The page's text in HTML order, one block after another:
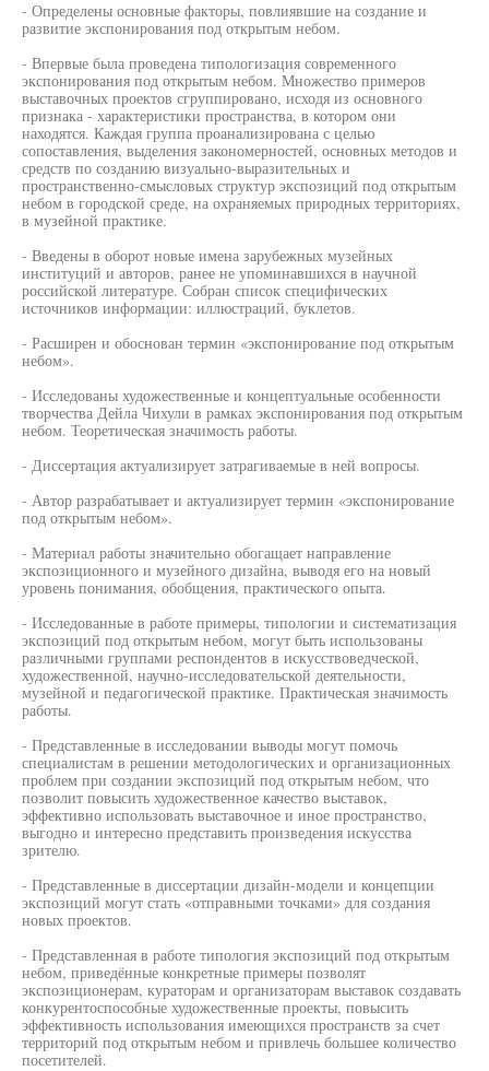
- Определены основные факторы, повлиявшие на создание и
развитие экспонирования под открытым небом.
- Впервые была проведена типологизация современного
экспонирования под открытым небом. Множество примеров
выставочных проектов сгруппировано, исходя из основного
признака - характеристики пространства, в котором они
находятся. Каждая группа проанализирована с целью
сопоставления, выделения закономерностей, основных методов и
средств по созданию визуально-выразительных и
пространственно-смысловых структур экспозиций под открытым
небом в городской среде, на охраняемых природных территориях,
в музейной практике.
- Введены в оборот новые имена зарубежных музейных
институций и авторов, ранее не упоминавшихся в научной
российской литературе. Собран список специфических
источников информации: иллюстраций, буклетов.
- Расширен и обоснован термин «экспонирование под открытым
небом».
- Исследованы художественные и концептуальные особенности
творчества Дейла Чихули в рамках экспонирования под открытым
небом. Теоретическая значимость работы.
- Диссертация актуализирует затрагиваемые в ней вопросы.
- Автор разрабатывает и актуализирует термин «экспонирование
под открытым небом».
- Материал работы значительно обогащает направление
экспозиционного и музейного дизайна, выводя его на новый
уровень понимания, обобщения, практического опыта.
- Исследованные в работе примеры, типологии и систематизация
экспозиций под открытым небом, могут быть использованы
различными группами респондентов в искусствоведческой,
художественной, научно-исследовательской деятельности,
музейной и педагогической практике. Практическая значимость
работы.
- Представленные в исследовании выводы могут помочь
специалистам в решении методологических и организационных
проблем при создании экспозиций под открытым небом, что
позволит повысить художественное качество выставок,
эффективно использовать выставочное и иное пространство,
выгодно и интересно представить произведения искусства
зрителю.
- Представленные в диссертации дизайн-модели и концепции
экспозиций могут стать «отправными точками» для создания
новых проектов.
- Представленная в работе типология экспозиций под открытым
небом, приведённые конкретные примеры позволят
экспозиционерам, кураторам и организаторам выставок создавать
конкурентоспособные художественные проекты, повысить
эффективность использования имеющихся пространств за счет
территорий под открытым небом и привлечь большее количество
посетителей.